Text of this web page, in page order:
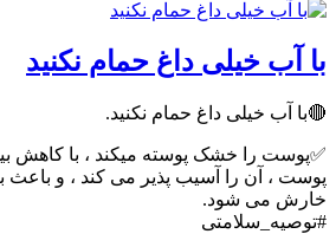
با آب خیلی داغ حمام نکنید‌
🔴با آب خیلی داغ حمام نکنید‌.
✅پوست را خشک پوسته میکند ، با کاهش
پوست ، آن را آسیب پذیر می کند ، و باعث
خارش می شود.
#توصیه_سلامتی